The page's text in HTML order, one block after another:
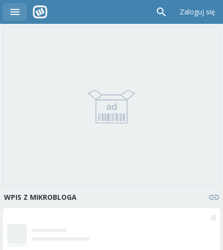
Zaloguj się
WPIS Z MIKROBLOGA